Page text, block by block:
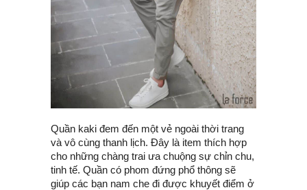
Quần kaki đem đến một vẻ ngoài thời trang
và vô cùng thanh lịch. Đây là item thích hợp
cho những chàng trai ưa chuộng sự chỉn chu,
tinh tế. Quần có phom đứng phổ thông sẽ
giúp các bạn nam che đi được khuyết điểm ở